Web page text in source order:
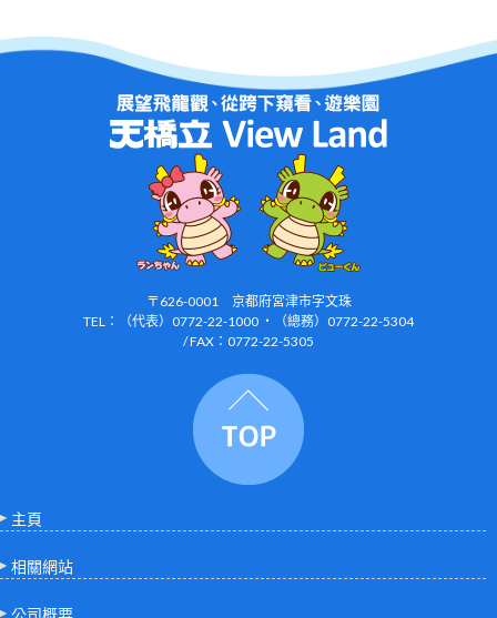
〒626-0001 京都府宮津市字文珠
TEL：（代表）0772-22-1000 ・（總務）0772-22-5304
/ FAX：0772-22-5305
主頁
相關網站